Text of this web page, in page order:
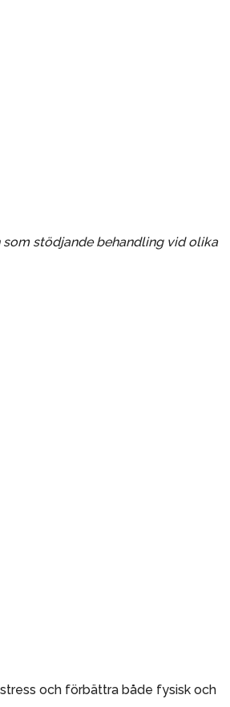
stödjande behandling vid olika
och förbättra både fysisk och